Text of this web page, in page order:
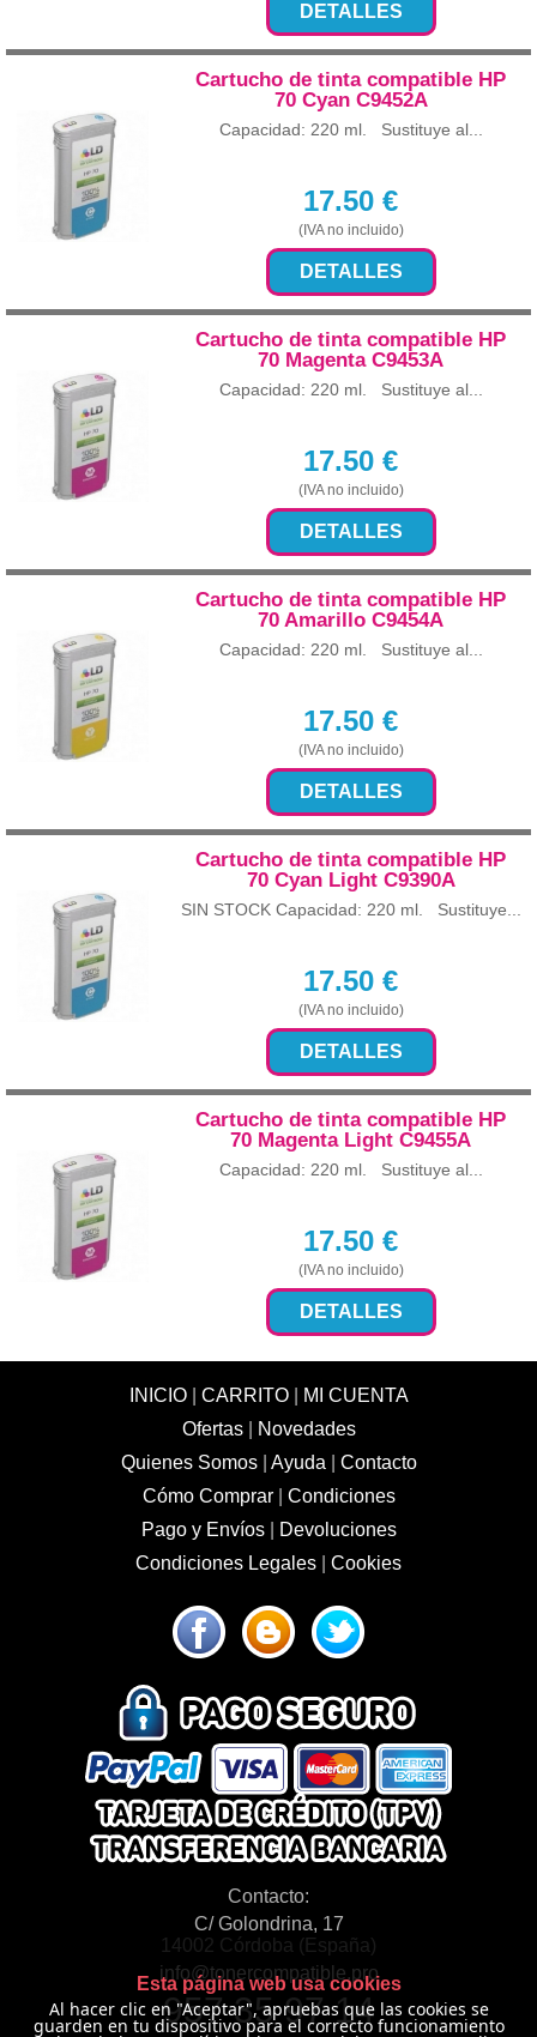
DETALLES
Cartucho de tinta compatible HP
70 Cyan C9452A
Capacidad: 220 ml. Sustituye al...
17.50 €
(IVA no incluido)
DETALLES
Cartucho de tinta compatible HP
70 Magenta C9453A
Capacidad: 220 ml. Sustituye al...
17.50 €
(IVA no incluido)
DETALLES
Cartucho de tinta compatible HP
70 Amarillo C9454A
Capacidad: 220 ml. Sustituye al...
17.50 €
(IVA no incluido)
DETALLES
Cartucho de tinta compatible HP
70 Cyan Light C9390A
SIN STOCK Capacidad: 220 ml. Sustituye...
17.50 €
(IVA no incluido)
DETALLES
Cartucho de tinta compatible HP
70 Magenta Light C9455A
Capacidad: 220 ml. Sustituye al...
17.50 €
(IVA no incluido)
DETALLES
INICIO| CARRITO|
MI CUENTA
Ofertas|
Novedades
Quienes Somos| Ayuda
Contacto
Cómo Comprar| Condiciones
Pago y Envíos|
Devoluciones
Condiciones Legales
Cookies
Contacto:
C/ Golondrina, 17
14002 Córdoba (España)
info@tonercompatible.pro
957 35 97 14
Esta página web usa cookies
Al hacer clic en "Aceptar", apruebas que las cookies se
guarden en tu dispositivo para el correcto funcionamiento